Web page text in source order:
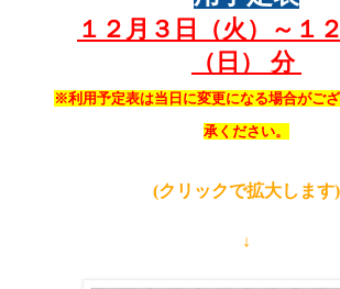
１２月３ 日（火）～１
（日） 分
※利用予定表は当日に変更になる場合がご
承ください。
(クリックで拡大します)
↓